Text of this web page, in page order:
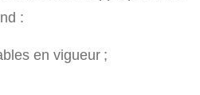
:
en vigueur ;